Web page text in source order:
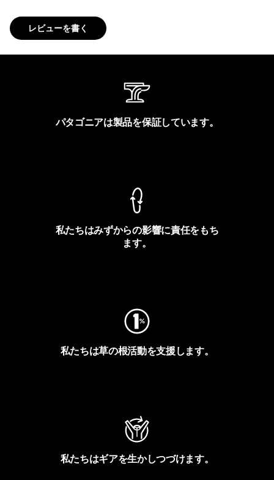
レビューを書く
パタゴニアは製品を保証しています。
私たちはみずからの影響に責任をもち
ます。
私たちは草の根活動を支援します。
私たちはギアを生かしつづけます。